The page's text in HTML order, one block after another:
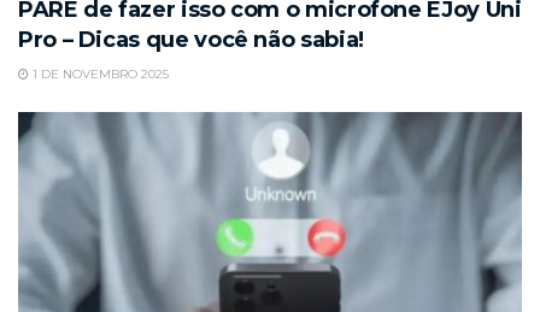
PARE de fazer isso com o microfone EJoy Uni
Pro – Dicas que você não sabia!
1 DE NOVEMBRO 2025